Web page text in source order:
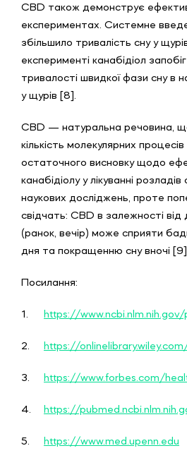
CBD також демонструє
експериментах. Системне
збільшило тривалість сну у
експерименті канабідіол
тривалості швидкої фази сну в
у щурів [8].
CBD — натуральна речовина,
кількість молекулярних
остаточного висновку щодо
канабідіолу у лікуванні
наукових досліджень, проте
свідчать: CBD в залежності
(ранок, вечір) може сприяти
дня та покращенню сну вночі
Посилання:
1. https://www.ncbi.nlm.nih.gov/
2. https://
3. https://www.forbes.com/
4. https://
5. https://www.med.upenn.edu